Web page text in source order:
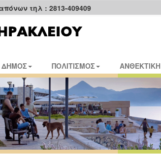
τηλ : 2813-409409
ΠΟΛΙΤΙΣΜΟΣ